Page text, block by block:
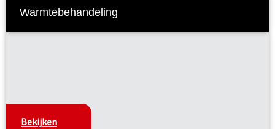
Warmtebehandeling
Bekijken